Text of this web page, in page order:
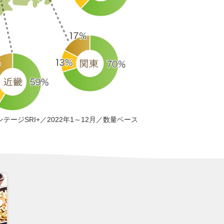
テージSRI+／2022年1～12月／数量ベース